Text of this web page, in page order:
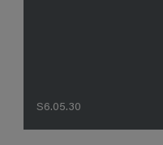
S6.05.30